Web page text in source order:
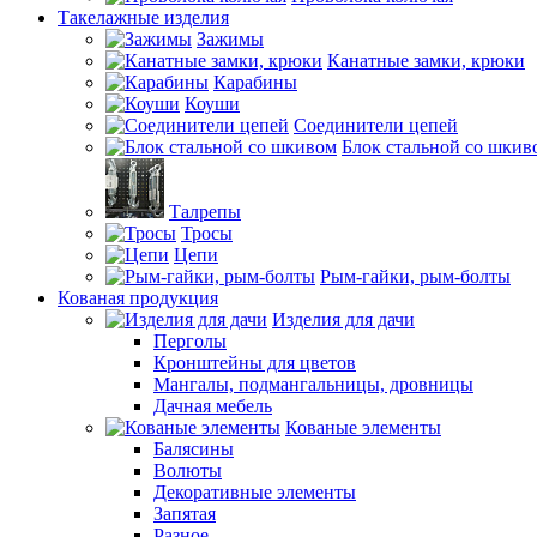
Такелажные изделия
Зажимы
Канатные замки, крюки
Карабины
Коуши
Соединители цепей
Блок стальной со
Талрепы
Тросы
Цепи
Рым-гайки, рым-болты
Кованая продукция
Изделия для дачи
Перголы
Кронштейны для цветов
Мангалы, подмангальницы, дровницы
Дачная мебель
Кованые элементы
Балясины
Волюты
Декоративные элементы
Запятая